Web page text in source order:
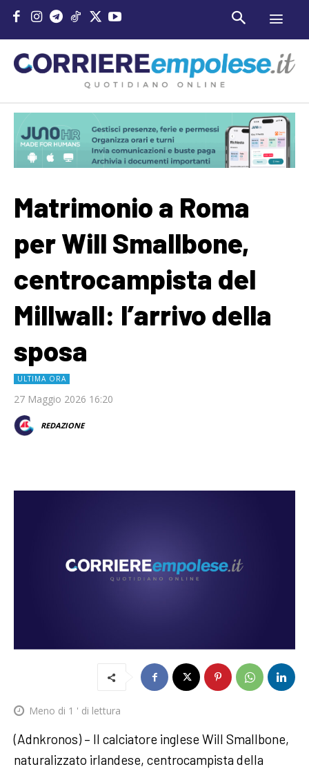
Matrimonio a Roma
per Will Smallbone,
centrocampista del
Millwall: l’arrivo della
sposa
ULTIMA ORA
27 Maggio 2026 16:20
REDAZIONE
Meno di 1 ' di lettura
(Adnkronos) – Il calciatore inglese Will Smallbone,
naturalizzato irlandese, centrocampista della